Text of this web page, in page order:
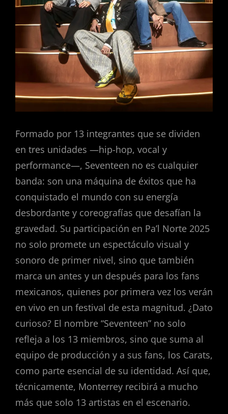
Formado por 13 integrantes que se dividen
en tres unidades —hip-hop, vocal y
performance—, Seventeen no es cualquier
banda: son una máquina de éxitos que ha
conquistado el mundo con su energía
desbordante y coreografías que desafían la
gravedad. Su participación en Pa’l Norte 2025
no solo promete un espectáculo visual y
sonoro de primer nivel, sino que también
marca un antes y un después para los fans
mexicanos, quienes por primera vez los verán
en vivo en un festival de esta magnitud. ¿Dato
curioso? El nombre “Seventeen” no solo
refleja a los 13 miembros, sino que suma al
equipo de producción y a sus fans, los Carats,
como parte esencial de su identidad. Así que,
técnicamente, Monterrey recibirá a mucho
más que solo 13 artistas en el escenario.